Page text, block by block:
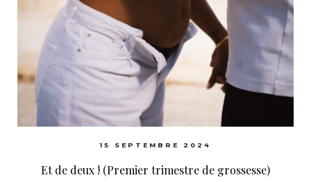
15 SEPTEMBRE 2024
Et de deux ! (Premier trimestre de grossesse)